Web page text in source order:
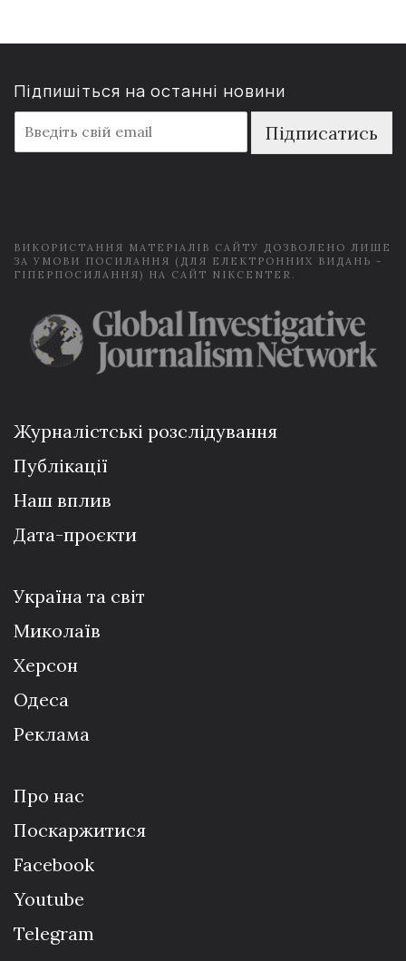
Підпишіться на останні новини
m
a
Підписатись
ВИКОРИСТАННЯ МАТЕРІАЛІВ САЙТУ ДОЗВОЛЕНО ЛИШЕ
ЗА УМОВИ ПОСИЛАННЯ (ДЛЯ ЕЛЕКТРОННИХ ВИДАНЬ -
ГІПЕРПОСИЛАННЯ) НА САЙТ NIKCENTER.
Журналістські розслідування
Публікації
Наш вплив
Дата-проєкти
Україна та світ
Миколаїв
Херсон
Одеса
Реклама
Про нас
Поскаржитися
Facebook
Youtube
Telegram